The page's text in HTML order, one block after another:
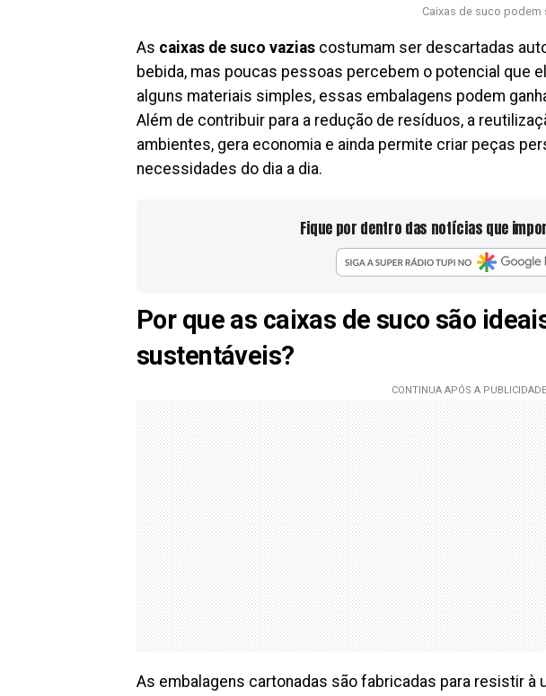
Caixas de suco
As caixas de suco vazias costumam ser descartadas
bebida, mas poucas pessoas percebem o potencial que
alguns materiais simples, essas embalagens podem
Além de contribuir para a redução de resíduos, a
ambientes, gera economia e ainda permite criar peças
necessidades do dia a dia.
Fique por dentro das notícias que
Por que as caixas de suco são
sustentáveis?
As embalagens cartonadas são fabricadas para resistir à